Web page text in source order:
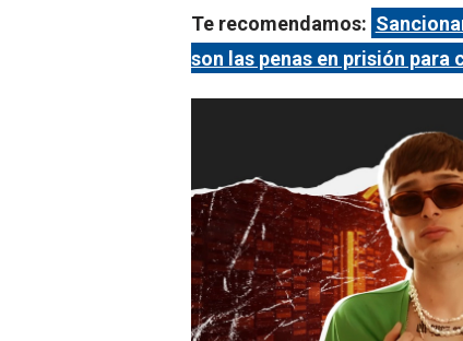
Te recomendamos:
son las penas en prisión para